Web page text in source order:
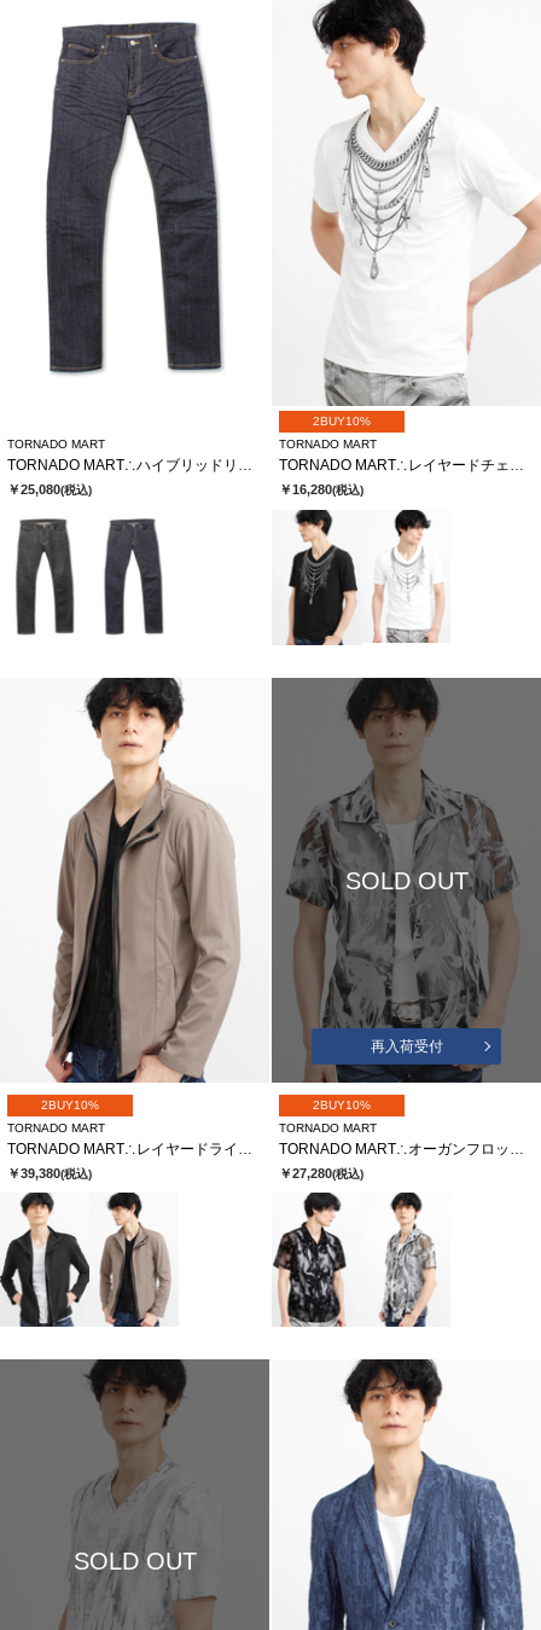
TORNADO MART
TORNADO MART∴ハイブリッドリジットデニム
￥25,080(税込)
2BUY10%
TORNADO MART
TORNADO MART∴レイヤードチェーンバタフライプリントTシャツ
￥16,280(税込)
2BUY10%
TORNADO MART
TORNADO MART∴レイヤードライダース
￥39,380(税込)
SOLD OUT
再入荷受付
2BUY10%
TORNADO MART
TORNADO MART∴オーガンフロッキースモークプリント半袖シャツ
￥27,280(税込)
SOLD OUT